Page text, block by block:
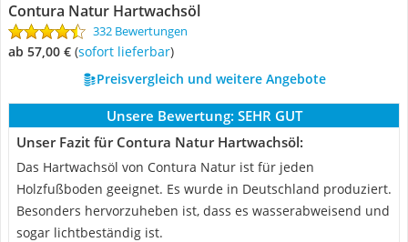
Contura Natur Hartwachsöl
332 Bewertungen
ab 57,00 € ( Sofort lieferbar)
Preisvergleich und weitere Angebote
Unsere Bewertung: SEHR GUT
Unser Fazit für Contura Natur Hartwachsöl:
Das Hartwachsöl von Contura Natur ist für jeden
Holzfußboden geeignet. Es wurde in Deutschland produziert.
Besonders hervorzuheben ist, dass es wasserabweisend und
sogar lichtbeständig ist.